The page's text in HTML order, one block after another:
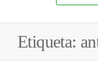
Etiqueta: